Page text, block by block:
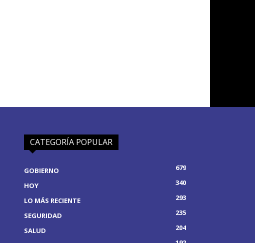
CATEGORÍA POPULAR
GOBIERNO
679
HOY
340
LO MÁS RECIENTE
293
SEGURIDAD
235
SALUD
204